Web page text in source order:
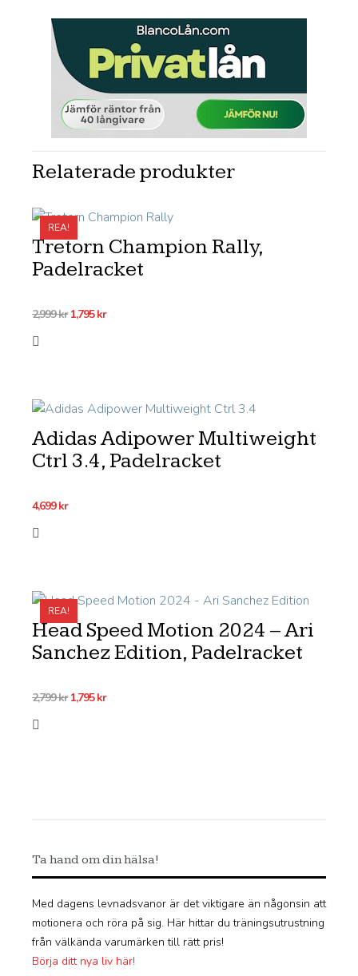
Relaterade produkter
REA!
Tretorn Champion Rally,
Padelracket
2,999kr Det
1,795krDet
Adidas Adipower Multiweight
Ctrl 3.4, Padelracket
4,699kr
REA!
Head Speed Motion 2024 – Ari
Sanchez Edition, Padelracket
2,799kr Det
1,795krDet
Ta hand om din hälsa!
Med dagens levnadsvanor är det viktigare än någonsin att
motionera och röra på sig. Här hittar du träningsutrustning
från välkända varumärken till rätt pris!
Börja ditt nya liv här!